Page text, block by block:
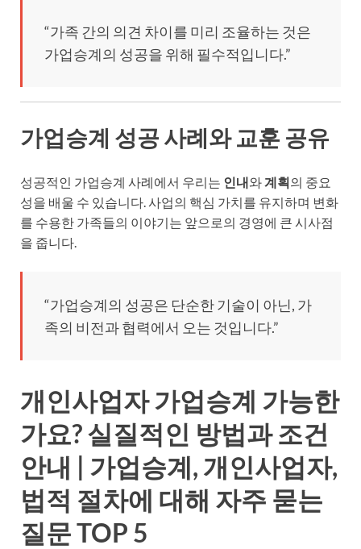
“가족 간의 의견 차이를 미리 조율하는 것은
가업승계의 성공을 위해 필수적입니다.”
가업승계 성공 사례와 교훈 공유
성공적인 가업승계 사례에서 우리는 인내와계획의 중요
성을 배울 수 있습니다. 사업의 핵심 가치를 유지하며 변화
를 수용한 가족들의 이야기는 앞으로의 경영에 큰 시사점
을 줍니다.
“가업승계의 성공은 단순한 기술이 아닌, 가
족의 비전과 협력에서 오는 것입니다.”
개인사업자 가업승계 가능한
가요? 실질적인 방법과 조건
안내 | 가업승계, 개인사업자,
법적 절차에 대해 자주 묻는
질문 TOP 5